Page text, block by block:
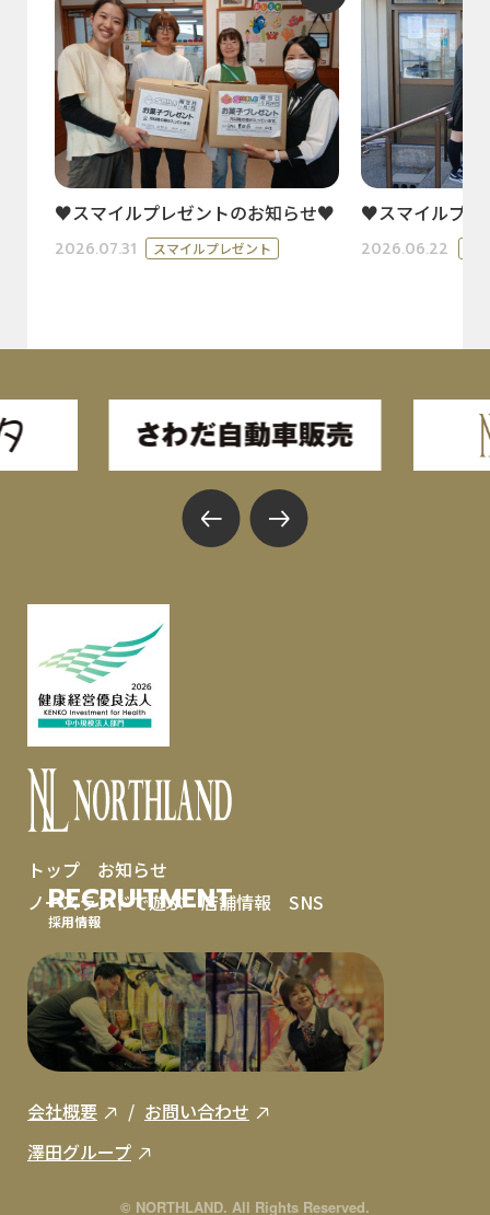
♥スマイルプレゼントのお知らせ♥
2026.07.31 スマイルプレゼント
♥スマイルプ
2026.06.22
トップ
お知らせ
ノースランドで遊ぶ
店舗情報 SNS
RECRUITMENT
採用情報
会社概要
お問い合わせ
澤田グループ
© NORTHLAND. All Rights Reserved.